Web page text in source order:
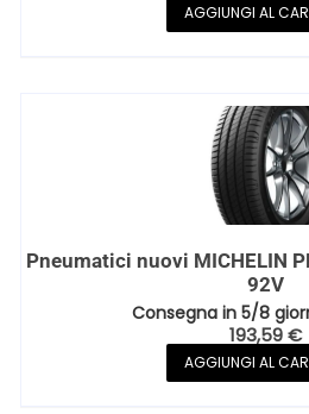
AGGIUNGI AL
Pneumatici nuovi MICHELIN
92V
Consegna in 5/8
193,59€
AGGIUNGI AL